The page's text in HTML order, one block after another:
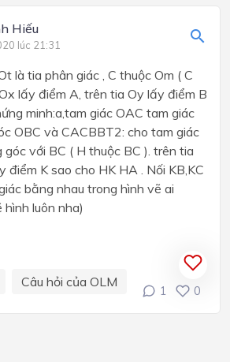
Hiếu
lúc 21:31
là tia phân giác , C thuộc Om ( C
lấy điểm A, trên tia Oy lấy điểm B
minh:a,tam giác OAC tam giác
OBC và CACBBT2: cho tam giác
với BC ( H thuộc BC ). trên tia
điểm K sao cho HK HA . Nối KB,KC
bằng nhau trong hình vẽ ai
luôn nha)
Câu hỏi của OLM
1 0